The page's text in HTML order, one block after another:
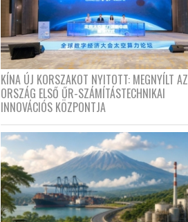
KÍNA ÚJ KORSZAKOT NYITOTT: MEGNYÍLT AZ
ORSZÁG ELSŐ ŰR-SZÁMÍTÁSTECHNIKAI
INNOVÁCIÓS KÖZPONTJA